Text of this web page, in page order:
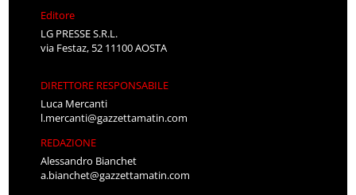
Editore
LG PRESSE S.R.L.
via Festaz, 52 11100 AOSTA
DIRETTORE RESPONSABILE
Luca Mercanti
l.mercanti@gazzettamatin.com
REDAZIONE
Alessandro Bianchet
a.bianchet@gazzettamatin.com